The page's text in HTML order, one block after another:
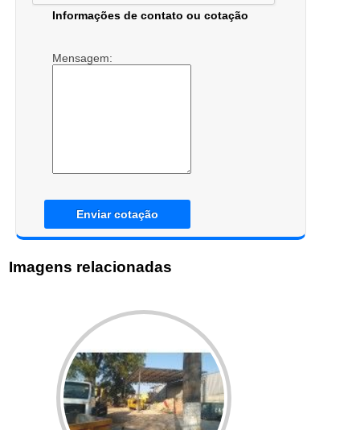
Informações de contato ou cotação
Mensagem:
Enviar cotação
Imagens relacionadas